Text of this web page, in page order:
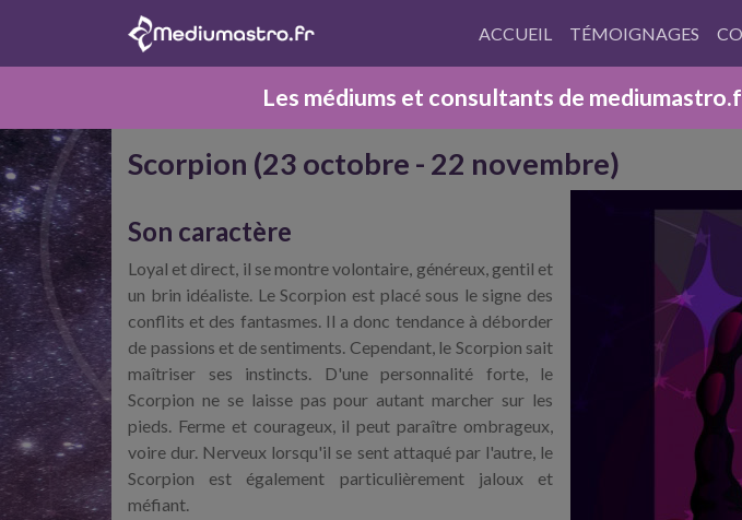
ACCUEIL TÉMOIGNAGES
Les médiums et consultants de
Scorpion (23 octobre - 22 novembre)
Son caractère
Loyal et direct, il se montre volontaire, généreux, gentil et
un brin idéaliste. Le Scorpion est placé sous le signe des
conflits et des fantasmes. Il a donc tendance à déborder
de passions et de sentiments. Cependant, le Scorpion sait
maîtriser ses instincts. D'une personnalité forte, le
Scorpion ne se laisse pas pour autant marcher sur les
pieds. Ferme et courageux, il peut paraître ombrageux,
voire dur. Nerveux lorsqu'il se sent attaqué par l'autre, le
Scorpion est également particulièrement jaloux et
méfiant.